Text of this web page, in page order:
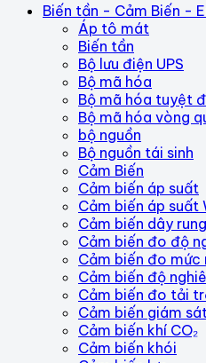
Biến tần - Cảm Biến -
Áp tô mát
Biến tần
Bộ lưu điện UPS
Bộ mã hóa
Bộ mã hóa tuyệt
Bộ mã hóa vòng
bộ nguồn
Bộ nguồn tái sinh
Cảm Biến
Cảm biến áp suất
Cảm biến áp suất
Cảm biến dây rung
Cảm biến đo độ
Cảm biến đo mức
Cảm biến độ
Cảm biến đo tải
Cảm biến giám
Cảm biến khí CO₂
Cảm biến khói